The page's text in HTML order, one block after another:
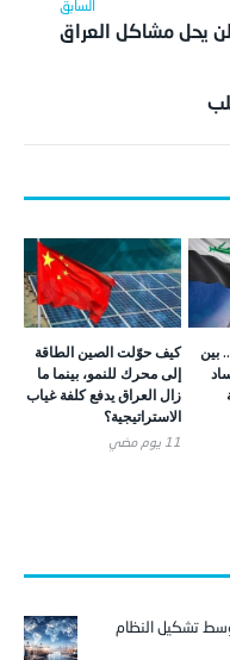
يحل مشاكل العراق
بين
كيف حوّلت الصين الطاقة
إلى محرك للنمو، بينما ما
زال العراق يدفع كلفة غياب
الاستراتيجية؟
11 يوم ‎مضي
تشكيل النظام